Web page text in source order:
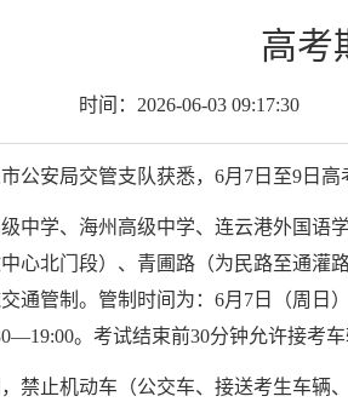
高考
时间： 2026-06-03 09:17:30
公安局交管支队获悉，6月7日至9日
中学、海州高级中学、连云港外国语
心北门段）、青圃路（为民路至通灌
通管制。管制时间为：6月7日（周日
。考试结束前30分钟允许接考车
禁止机动车（公交车、接送考生车辆